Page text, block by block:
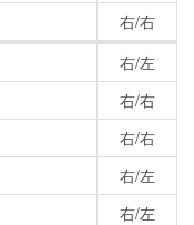
右/右
右/左
右/右
右/右
右/左
右/左